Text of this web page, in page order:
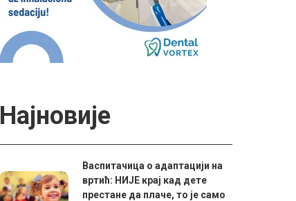
Најновије
Васпитачица о адаптацији на
вртић: НИЈЕ крај кад дете
престане да плаче, то је само